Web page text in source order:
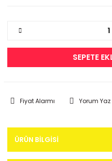
SEPETE
Fiyat Alarmı Yorum Yaz
ÜRÜN BILGISI